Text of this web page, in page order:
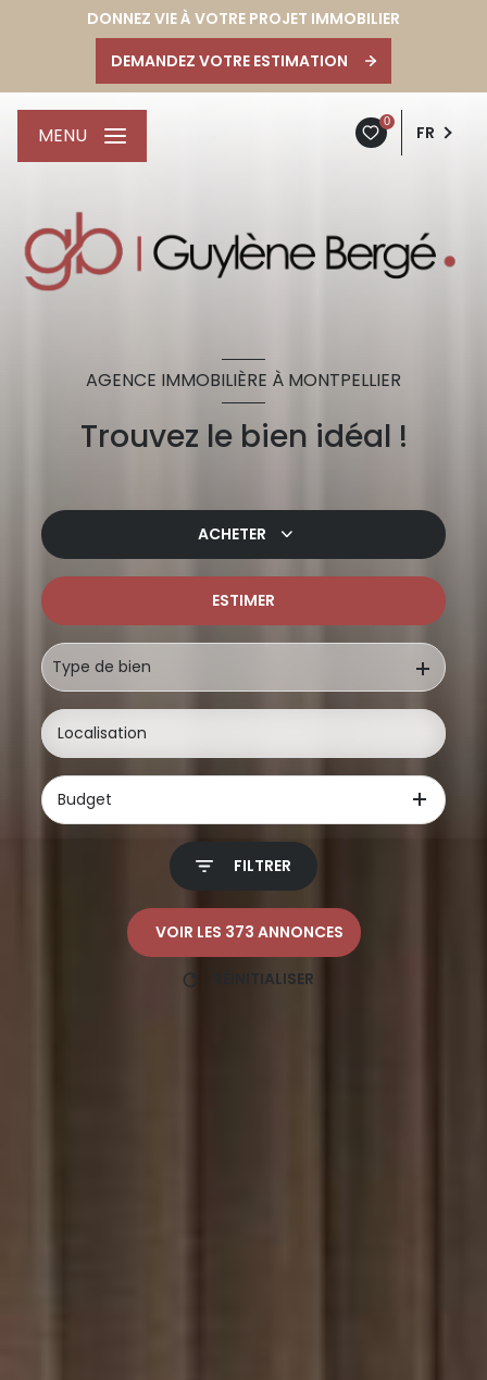
DONNEZ VIE À VOTRE PROJET IMMOBILIER
DEMANDEZ VOTRE ESTIMATION
0
FR
MENU
AGENCE IMMOBILIÈRE À MONTPELLIER
Trouvez le bien idéal !
ACHETER
De l'immo pro
ESTIMER
Type de bien
Budget
FILTRER
VOIR LES 373 ANNONCES
RÉINITIALISER